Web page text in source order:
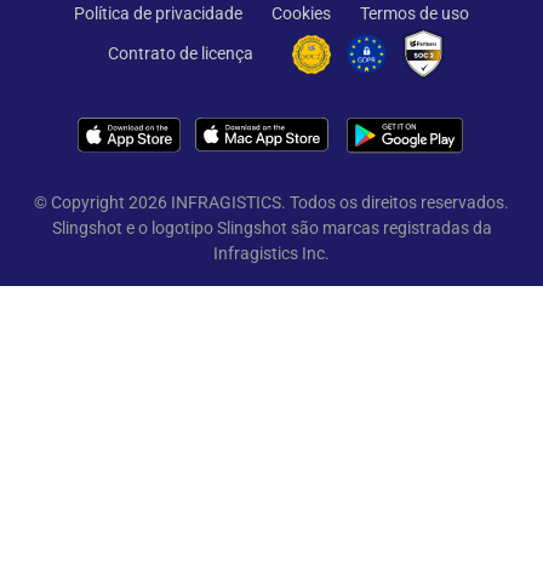
Política de privacidade Cookies Termos de uso
Contrato de licença
© Copyright 2026 INFRAGISTICS. Todos os direitos reservados.
Slingshot e o logotipo Slingshot são marcas registradas da
Infragistics Inc.